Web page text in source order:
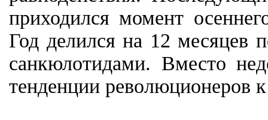
приходился момент
Год делился на 12 месяцев
санкюлотидами. Вместо
тенденции революционеров